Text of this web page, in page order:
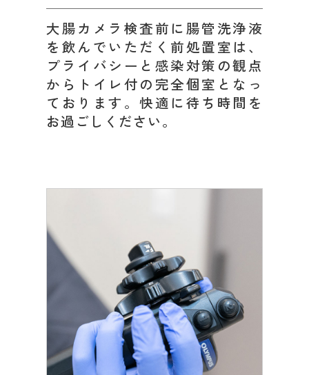
大腸カメラ検査前に腸管洗浄液
を飲んでいただく前処置室は、
プライバシーと感染対策の観点
からトイレ付の完全個室となっ
ております。快適に待ち時間を
お過ごしください。